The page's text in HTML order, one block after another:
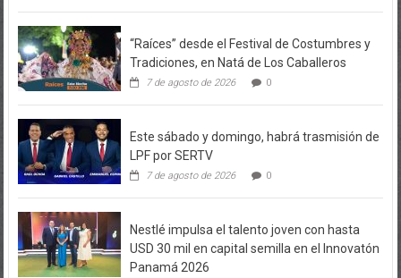
“Raíces” desde el Festival de Costumbres y
Tradiciones, en Natá de Los Caballeros
7 de agosto de 2026 0
Este sábado y domingo, habrá trasmisión de
LPF por SERTV
7 de agosto de 2026 0
Nestlé impulsa el talento joven con hasta
USD 30 mil en capital semilla en el Innovatón
Panamá 2026